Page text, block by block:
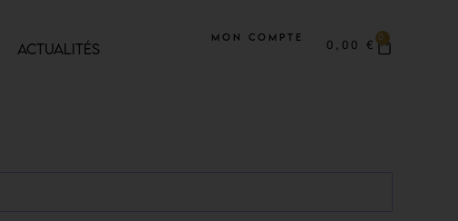
ACTUALITÉS
Mon compte
0,00 €
0